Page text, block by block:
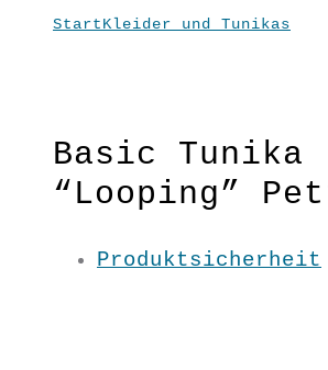
soft
Radfahrerin
StartKleider und Tunikas
Basic Tunika
“Looping”
Locker, legere ,trendy
Produktsicherheit